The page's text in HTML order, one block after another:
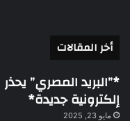
أخر المقالات
*”البريد المصري”
إلكترونية جديدة*
مايو 23, 2025